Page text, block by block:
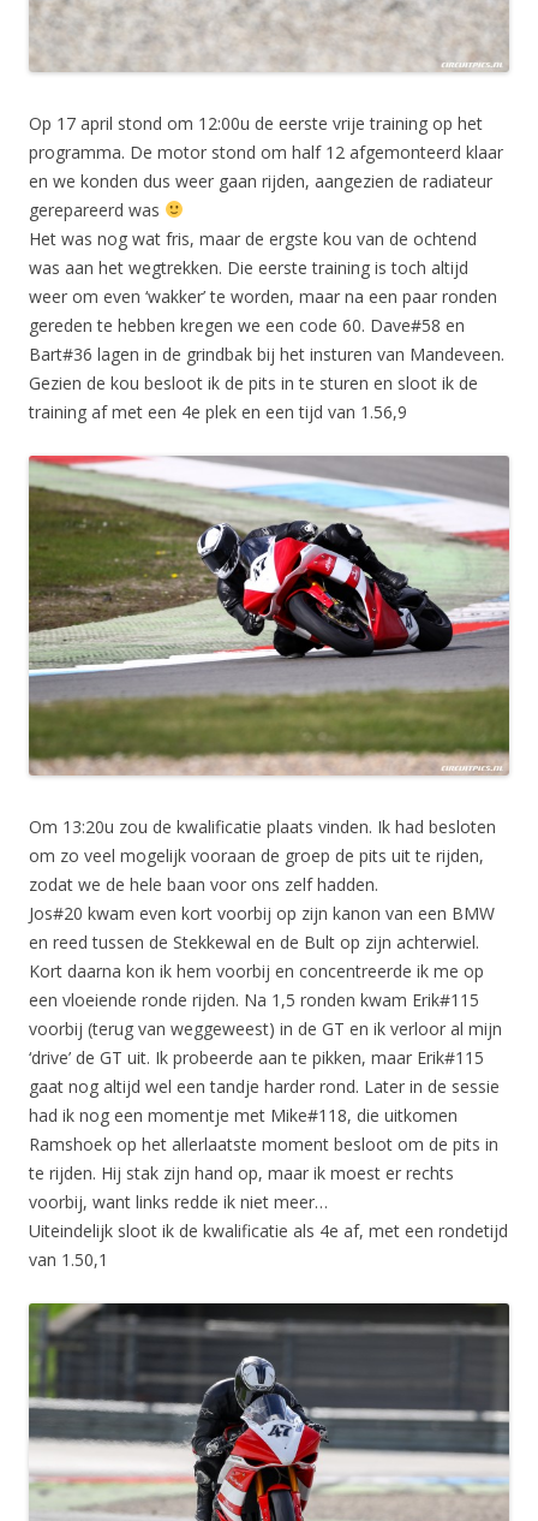
Op 17 april stond om 12:00u de eerste vrije training op het
programma. De motor stond om half 12 afgemonteerd klaar
en we konden dus weer gaan rijden, aangezien de radiateur
gerepareerd was
Het was nog wat fris, maar de ergste kou van de ochtend
was aan het wegtrekken. Die eerste training is toch altijd
weer om even ‘wakker’ te worden, maar na een paar ronden
gereden te hebben kregen we een code 60. Dave#58 en
Bart#36 lagen in de grindbak bij het insturen van Mandeveen.
Gezien de kou besloot ik de pits in te sturen en sloot ik de
training af met een 4e plek en een tijd van 1.56,9
Om 13:20u zou de kwalificatie plaats vinden. Ik had besloten
om zo veel mogelijk vooraan de groep de pits uit te rijden,
zodat we de hele baan voor ons zelf hadden.
Jos#20 kwam even kort voorbij op zijn kanon van een BMW
en reed tussen de Stekkewal en de Bult op zijn achterwiel.
Kort daarna kon ik hem voorbij en concentreerde ik me op
een vloeiende ronde rijden. Na 1,5 ronden kwam Erik#115
voorbij (terug van weggeweest) in de GT en ik verloor al mijn
‘drive’ de GT uit. Ik probeerde aan te pikken, maar Erik#115
gaat nog altijd wel een tandje harder rond. Later in de sessie
had ik nog een momentje met Mike#118, die uitkomen
Ramshoek op het allerlaatste moment besloot om de pits in
te rijden. Hij stak zijn hand op, maar ik moest er rechts
voorbij, want links redde ik niet meer…
Uiteindelijk sloot ik de kwalificatie als 4e af, met een rondetijd
van 1.50,1